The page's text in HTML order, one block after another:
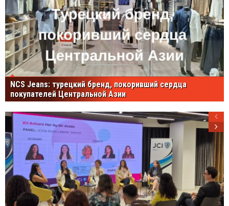
NCS Jeans: турецкий бренд, покоривший сердца
покупателей Центральной Азии